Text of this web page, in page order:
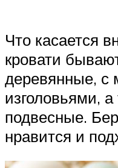
Что касается
кровати
деревянные, с
изголовьями,
подвесные.
нравится и